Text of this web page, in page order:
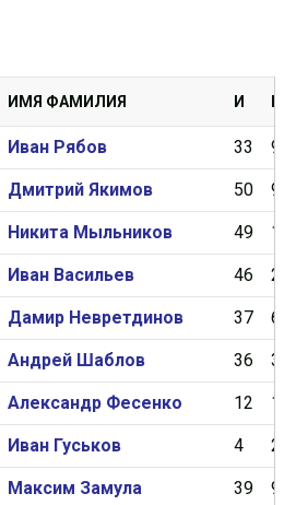
ИМЯ ФАМИЛИЯ И
Иван Рябов 33 9
Дмитрий Якимов 50 9
Никита Мыльников 49 10
Иван Васильев 46 2
Дамир Невретдинов 37 6
Андрей Шаблов 36 3
Александр Фесенко 12 1
Иван Гуськов 4 2
Максим Замула 39 9